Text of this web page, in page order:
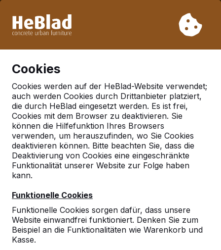
Woche 33 nicht. Bitte berücksichtigen Sie daher längere
Cookies
Cookies werden auf der HeBlad-Website verwendet;
auch werden Cookies durch Drittanbieter platziert,
die durch HeBlad eingesetzt werden. Es ist frei,
Cookies mit dem Browser zu deaktivieren. Sie
können die Hilfefunktion Ihres Browsers
verwenden, um herauszufinden, wo Sie Cookies
deaktivieren können. Bitte beachten Sie, dass die
Deaktivierung von Cookies eine eingeschränkte
Funktionalität unserer Website zur Folge haben
kann.
Funktionelle Cookies
Funktionelle Cookies sorgen dafür, dass unsere
Website einwandfrei funktioniert. Denken Sie zum
Beispiel an die Funktionalitäten wie Warenkorb und
Kasse.
Deutschland
Referenties in:Stendal
Geen reviews gevonden voor deze
locatie.